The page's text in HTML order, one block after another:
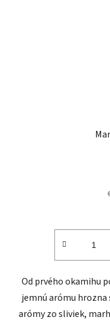
Od prvého okamihu
jemnú arómu hrozna
arómy zo sliviek,